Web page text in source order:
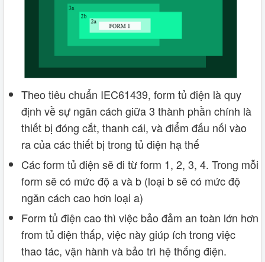
Theo tiêu chuẩn IEC61439, form tủ điện là quy
định về sự ngăn cách giữa 3 thành phần chính là
thiết bị đóng cắt, thanh cái, và điểm đấu nối vào
ra của các thiết bị trong tủ điện hạ thế
Các form tủ điện sẽ đi từ form 1, 2, 3, 4. Trong mỗi
form sẽ có mức độ a và b (loại b sẽ có mức độ
ngăn cách cao hơn loại a)
Form tủ điện cao thì việc bảo đảm an toàn lớn hơn
from tủ điện thấp, việc này giúp ích trong việc
thao tác, vận hành và bảo trì hệ thống điện.